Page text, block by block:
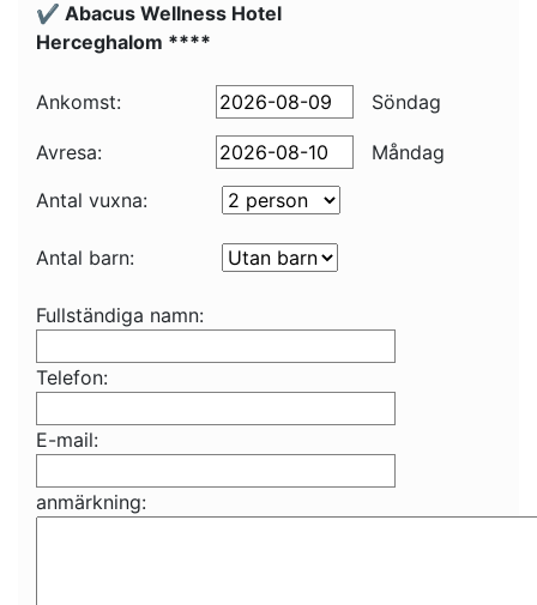
✔️ Abacus Wellness Hotel
Herceghalom ****
Ankomst: Söndag
Avresa:
Måndag
Antal vuxna:
Antal barn:
Fullständiga namn:
Telefon:
E-mail:
anmärkning: